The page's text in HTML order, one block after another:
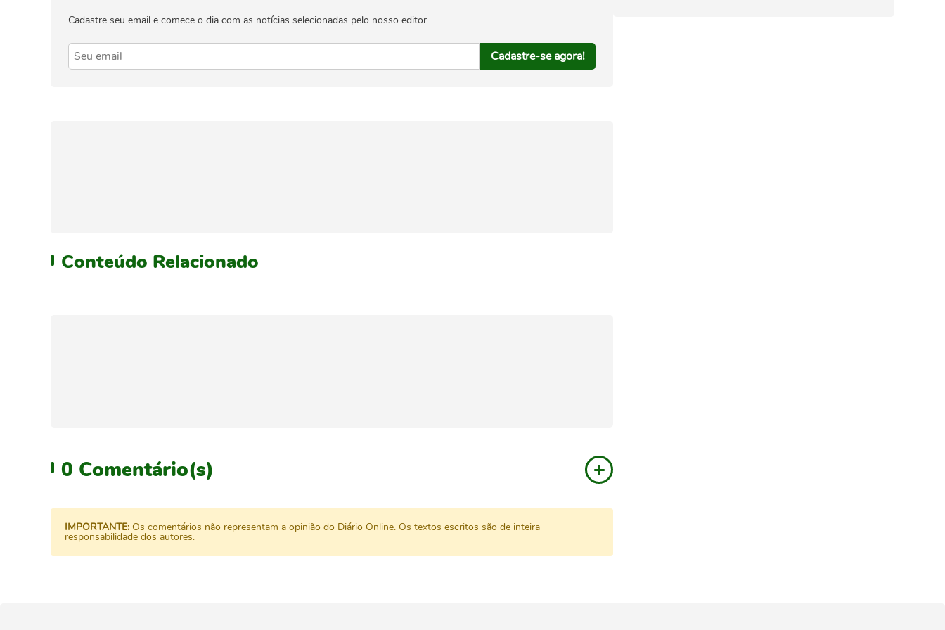
Cadastre seu email e comece o dia com as notícias selecionadas pelo nosso editor
Cadastre-se agora!
Conteúdo Relacionado
0 Comentário(s)
IMPORTANTE: Os comentários não representam a opinião do Diário Online. Os textos escritos são de inteira
responsabilidade dos autores.